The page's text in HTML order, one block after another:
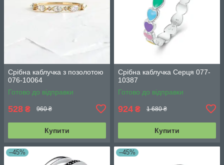
Срібна каблучка з позолотою
076-10064
Готово до відправки
528 ₴ 960 ₴
Купити
Срібна каблучка Серця 077-
10387
Готово до відправки
924 ₴ 1 680 ₴
Купити
–45% –45%